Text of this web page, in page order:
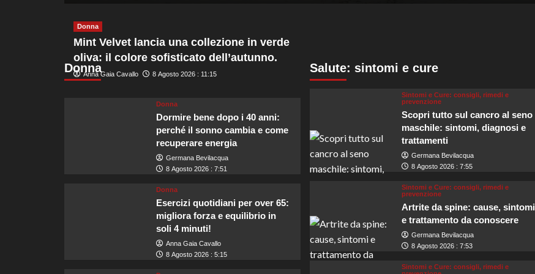
sulle
acque,
Costiera
Donna
Donna
Mint Velvet lancia una collezione in verde
oliva: il colore sofisticato dell’autunno.
Anna Gaia Cavallo 8 Agosto 2026 : 11:15
Donna
Dormire bene dopo i 40 anni:
perché il sonno cambia e come
recuperare energia
Germana Bevilacqua
8 Agosto 2026 : 7:51
Donna
Esercizi quotidiani per over 65:
migliora forza e equilibrio in
soli 4 minuti!
Anna Gaia Cavallo
8 Agosto 2026 : 5:15
Salute: sintomi e cure
Sintomi e Cure: consigli, rimedi e
prevenzione
Scopri tutto sul cancro al seno
maschile: sintomi, diagnosi e
trattamenti
Germana Bevilacqua
8 Agosto 2026 : 7:55
Sintomi e Cure: consigli, rimedi e
prevenzione
Artrite da spine: cause, sintomi
e trattamento da conoscere
Germana Bevilacqua
8 Agosto 2026 : 7:53
Sintomi e Cure: consigli, rimedi e